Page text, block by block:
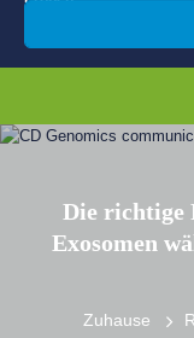
Die richtige
Exosomen
Zuhause